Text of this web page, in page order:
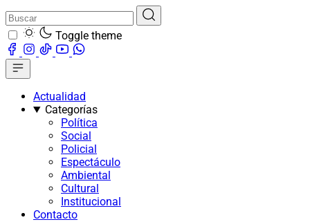
Toggle theme
Actualidad
Categorías
Política
Social
Policial
Espectáculo
Ambiental
Cultural
Institucional
Contacto